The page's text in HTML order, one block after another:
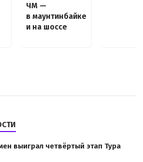
ЧМ —
в маунтинбайке
и на шоссе
выиграл четвёртый этап Тура